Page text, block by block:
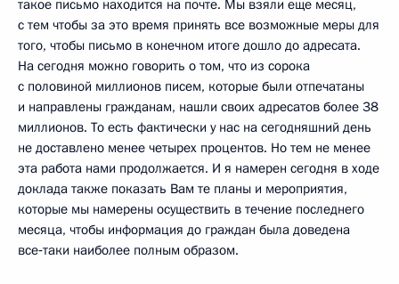
такое письмо находится на почте. Мы взяли еще месяц,
с тем чтобы за это время принять все возможные меры для
того, чтобы письмо в конечном итоге дошло до адресата.
На сегодня можно говорить о том, что из сорока
с половиной миллионов писем, которые были отпечатаны
и направлены гражданам, нашли своих адресатов более 38
миллионов. То есть фактически у нас на сегодняшний день
не доставлено менее четырех процентов. Но тем не менее
эта работа нами продолжается. И я намерен сегодня в ходе
доклада также показать Вам те планы и мероприятия,
которые мы намерены осуществить в течение последнего
месяца, чтобы информация до граждан была доведена
все‑таки наиболее полным образом.